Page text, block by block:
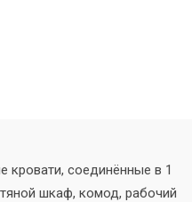
кровати, соединённые в 1
шкаф, комод, рабочий